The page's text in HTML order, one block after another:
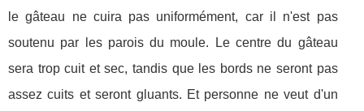
le gâteau ne cuira pas uniformément, car il n'est pas
soutenu par les parois du moule. Le centre du gâteau
sera trop cuit et sec, tandis que les bords ne seront pas
assez cuits et seront gluants. Et personne ne veut d'un